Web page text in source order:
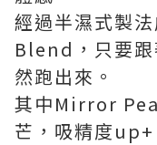
經過半濕式製
Blend，只要跟
然跑出來。
其中Mirror
芒，吸精度up+